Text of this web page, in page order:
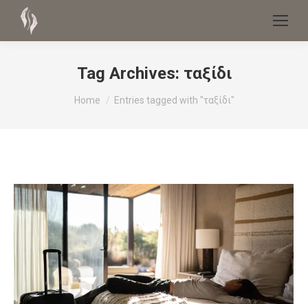
Tag Archives: ταξίδι
You are here:
Home Entries tagged with "ταξίδι"